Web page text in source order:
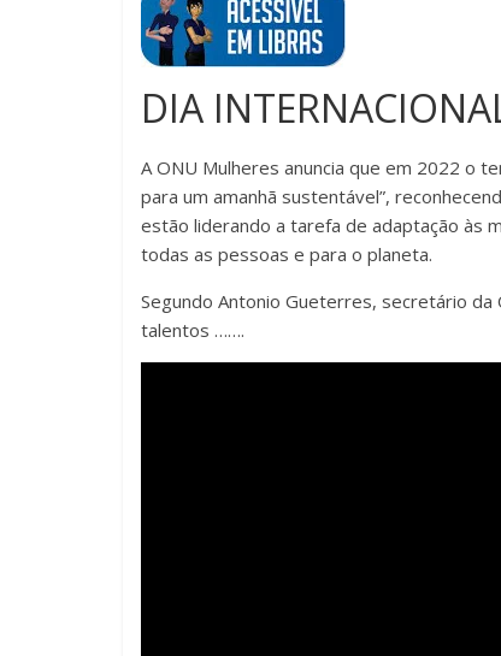
DIA
A ONU Mulheres anuncia que em 2022 o
para um amanhã sustentável”,
estão liderando a tarefa de adaptação às
todas as pessoas e para o planeta.
Segundo Antonio Gueterres, secretário
talentos …….